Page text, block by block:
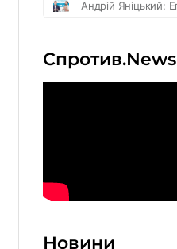
Спротив.News
Новини